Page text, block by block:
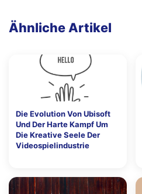
Ähnliche Artikel
Die Evolution Von Ubisoft
Und Der Harte Kampf Um
Die Kreative Seele Der
Videospielindustrie